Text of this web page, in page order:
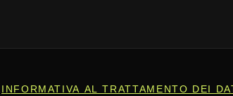
INFORMATIVA AL TRATTAMENTO DEI